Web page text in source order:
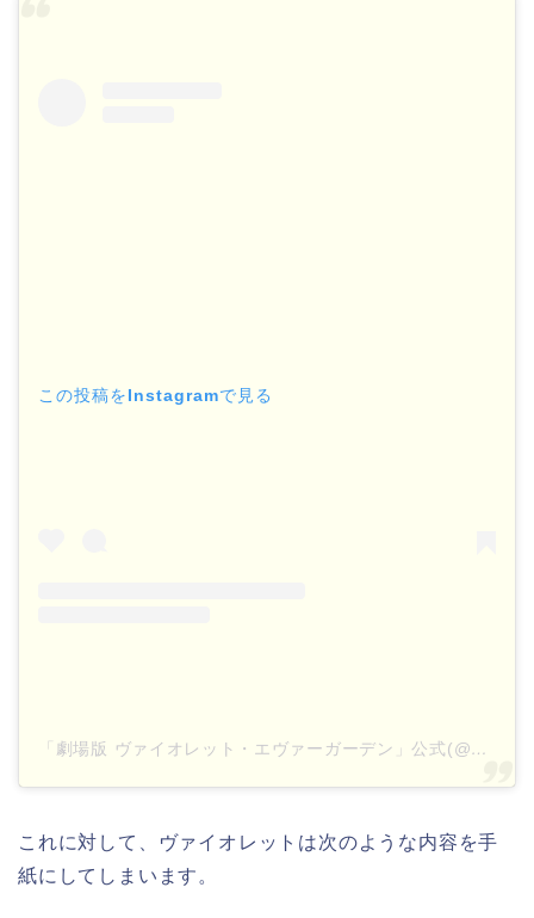
この投稿をInstagramで見る
「劇場版 ヴァイオレット・エヴァーガーデン」公式(@violetevergarden_movie)がシェアした投稿
これに対して、ヴァイオレットは次のような内容を手
紙にしてしまいます。